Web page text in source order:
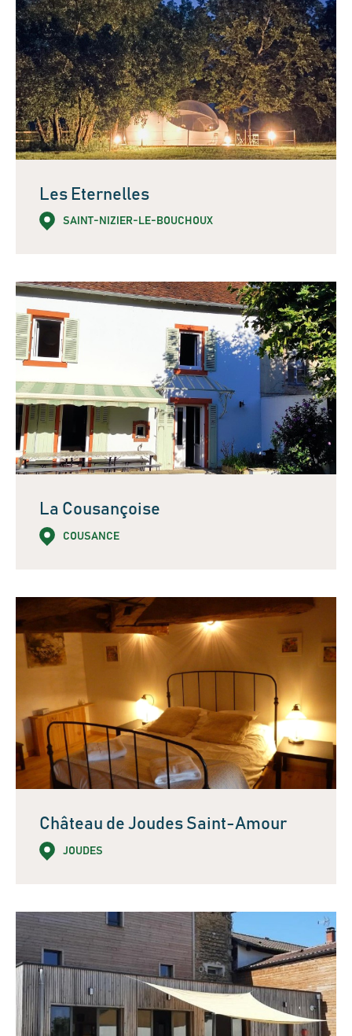
Les Eternelles
SAINT-NIZIER-LE-BOUCHOUX
La Cousançoise
COUSANCE
Château de Joudes Saint-Amour
JOUDES